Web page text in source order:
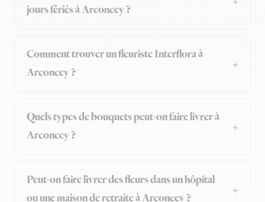
jours fériés à Arconcey ?
Comment trouver un fleuriste Interflora à
Arconcey ?
Quels types de bouquets peut-on faire livrer à
Arconcey ?
Peut-on faire livrer des fleurs dans un hôpital
ou une maison de retraite à Arconcey ?